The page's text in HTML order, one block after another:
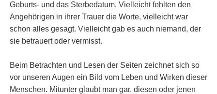
Geburts- und das Sterbedatum. Vielleicht fehlten den
Angehörigen in ihrer Trauer die Worte, vielleicht war
schon alles gesagt. Vielleicht gab es auch niemand, der
sie betrauert oder vermisst.
Beim Betrachten und Lesen der Seiten zeichnet sich so
vor unseren Augen ein Bild vom Leben und Wirken dieser
Menschen. Mitunter glaubt man gar, diesen oder jenen